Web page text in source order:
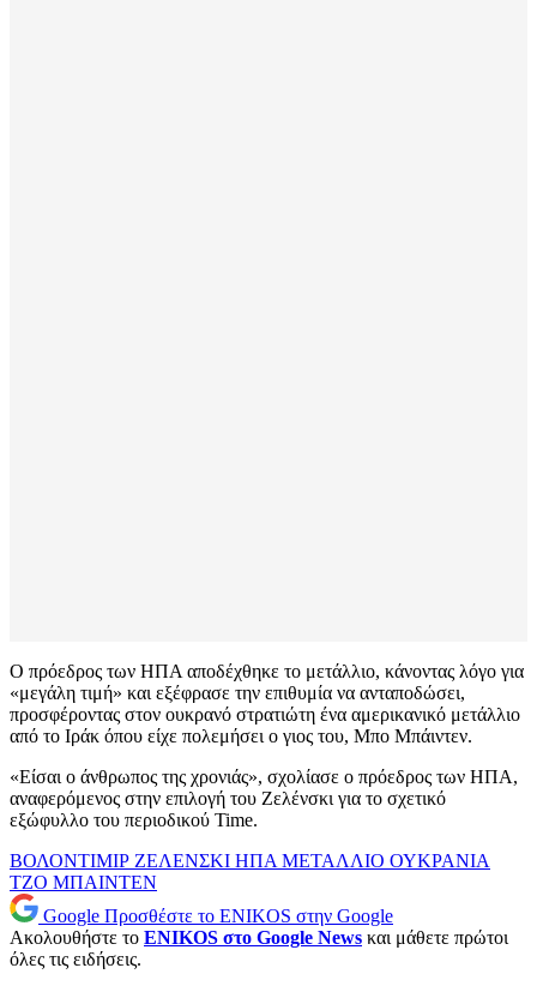
Ο πρόεδρος των ΗΠΑ αποδέχθηκε το μετάλλιο, κάνοντας λόγο για
«μεγάλη τιμή» και εξέφρασε την επιθυμία να ανταποδώσει,
προσφέροντας στον ουκρανό στρατιώτη ένα αμερικανικό μετάλλιο
από το Ιράκ όπου είχε πολεμήσει ο γιος του, Μπο Μπάιντεν.
«Είσαι ο άνθρωπος της χρονιάς», σχολίασε ο πρόεδρος των ΗΠΑ,
αναφερόμενος στην επιλογή του Ζελένσκι για το σχετικό
εξώφυλλο του περιοδικού Time.
ΒΟΛΟΝΤΙΜΙΡ ΖΕΛΕΝΣΚΙ ΗΠΑ ΜΕΤΑΛΛΙΟ ΟΥΚΡΑΝΙΑ
ΤΖΟ ΜΠΑΙΝΤΕΝ
Google Προσθέστε το ENIKOS στην Google
Ακολουθήστε το ENIKOS στο Google News και μάθετε πρώτοι
όλες τις ειδήσεις.